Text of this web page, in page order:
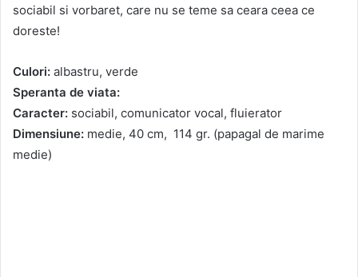
sociabil si vorbaret, care nu se teme sa ceara ceea ce
doreste!
Culori: albastru, verde
Speranta de viata:
Caracter: sociabil, comunicator vocal, fluierator
Dimensiune: medie, 40 cm, 114 gr. (papagal de marime
medie)